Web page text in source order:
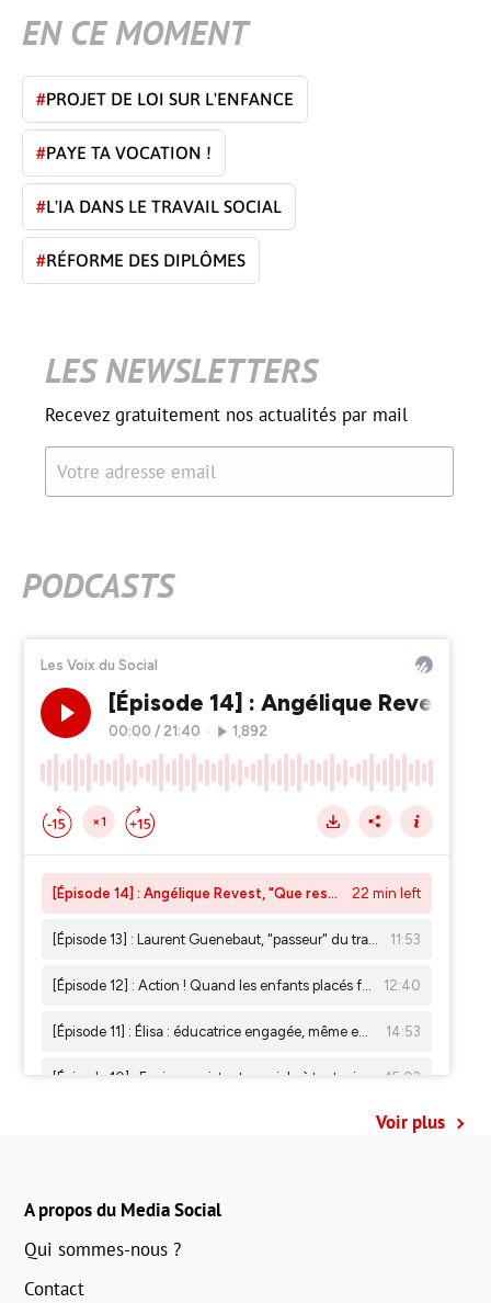
EN CE MOMENT
#PROJET DE LOI SUR L'ENFANCE
#PAYE TA VOCATION !
#L'IA DANS LE TRAVAIL SOCIAL
#RÉFORME DES DIPLÔMES
LES NEWSLETTERS
Recevez gratuitement nos actualités par mail
Votre adresse email
PODCASTS
Voir plus
A propos du Media Social
Qui sommes-nous ?
Contact